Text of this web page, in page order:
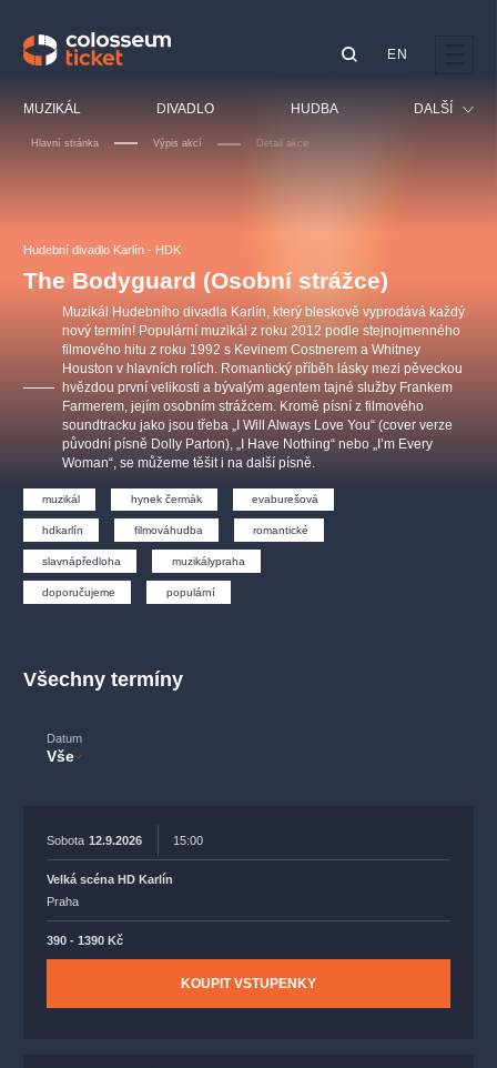
MUZIKÁL DIVADLO HUDBA DALŠÍ
Prohlídky
Sport
Ostatní
EN
Hlavní stránka Výpis akcí Detail akce
Hudební divadlo Karlín - HDK
The Bodyguard (Osobní strážce)
Muzikál Hudebního divadla Karlín, který bleskově vyprodává každý
nový termín! Populární muzikál z roku 2012 podle stejnojmenného
filmového hitu z roku 1992 s Kevinem Costnerem a Whitney
Houston v hlavních rolích. Romantický příběh lásky mezi pěveckou
hvězdou první velikosti a bývalým agentem tajné služby Frankem
Farmerem, jejím osobním strážcem. Kromě písní z filmového
soundtracku jako jsou třeba „I Will Always Love You“ (cover verze
původní písně Dolly Parton), „I Have Nothing“ nebo „I’m Every
Woman“, se můžeme těšit i na další písně.
muzikál hynek čermák evaburešová
hdkarlín filmováhudba romantické
slavnápředloha muzikálypraha
doporučujeme populární
Všechny termíny
Datum
Vše
Sobota 12.9.2026 15:00
Velká scéna HD Karlín
Praha
390 - 1390 Kč
KOUPIT VSTUPENKY
OBYČEJNÁ HOLKA
Agentura 44, s.r.o.
Pink Panther Agency,
s.r.o.
Ostatní hledají
muzikálypraha
Nejnavštěvovanější
muzikálypraha divadlopraha sleva
filmováhudba státníopera rudolfinum
národnídivadlo činohra